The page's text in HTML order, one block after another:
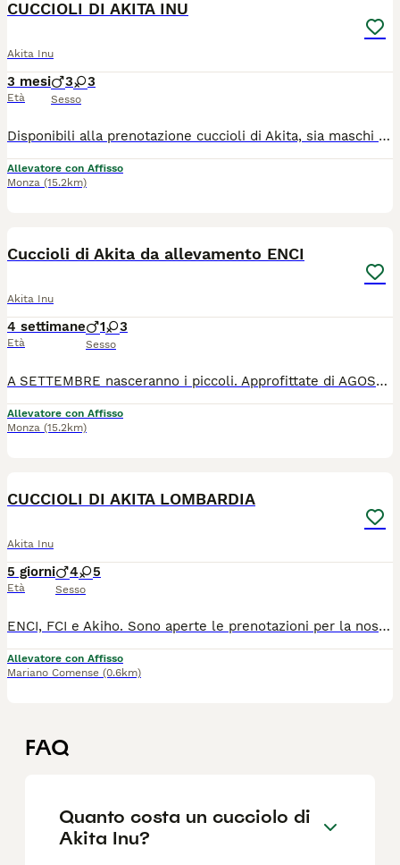
CUCCIOLI DI AKITA INU
Akita Inu
3 mesi
Età
3 3
Sesso
Disponibili alla prenotazione cuccioli di Akita, sia maschi che femmine. Nascita prevista per settembre 2026! Genitori entrambi esenti ufficialmente da displasia ad anca, gomito e spalla, negativi alle oculopatie, testati per la amelogenesi (malattia dei denti), con ottimo carattere. I cuccioli avranno naturalmente il pedigree e saranno ceduti con i vaccini, microchip, passaggio di proprietà registrato in anagrafica canina, certificazione di buona salute, puppy kit e tanto altro. Siamo un allevamento riconosciuto ENCI dedito alla sola razza Akita. Scrivici su WhatsApp per venire a trovarci. Ci troviamo in provincia di Monza in Lombardia. Sui social FB e IG trovate la nostra pagina con molte foto e video, anche delle varie attività che svolgiamo con le famiglie dei nostri Akita Doragon no Kokoro Kensha I cuccioli nati nel nostro allevamento crescono in un ambiente ricco di stimoli, curiamo molto la loro socializzazione nella primissima fase di crescita, in modo da porre basi solide su cui le famiglie potranno iniziare a costruire serenamente la loro vita con il cucciolo. I cuccioli crescono inoltre non solo con la mamma, ma con la presenza di altri Akita competenti ed equilibrati, appendendo da loro il giusto modo di porsi, acquisendo una buona competenza nella comunicazione con i propri simili. Siete i benvenuti nel venire a trovarci senza alcun impegno in modo da poter vedere di persona il nostro modo di allevare, conoscere noi, i nostri Akita e poter rispondere a tutte le vostre domande e curiosità sulla razza.
Allevatore con Affisso
Monza (15.2km)
Cuccioli di Akita da allevamento ENCI
Akita Inu
4 settimane
Età
1 3
Sesso
A SETTEMBRE nasceranno i piccoli. Approfittate di AGOSTO per venire a trovarci presso il nostro allevamento ENCI sito in Lombardia in provincia di Monza. Per informazioni e appuntamenti contattateci in chat o anche tramite whatsapp. Ci trovate anche sui social come Doragon allevamento Akita
Allevatore con Affisso
Monza (15.2km)
CUCCIOLI DI AKITA LOMBARDIA
Akita Inu
5 giorni
Età
4 5
Sesso
ENCI, FCI e Akiho. Sono aperte le prenotazioni per la nostra prossima cucciolata che nascerà nel mese di agosto 2026. I cuccioli saranno pronti per le nuove famiglie a partire dai 60 giorni di vita con pedigree ENCI, Microchip, libretto sanitario, vaccinazione, sverminazione, certificato di buona salute, passaggio di proprietà, iscrizione all'anagrafe canina e puppy kit. Vi aspettiamo nel nostro allevamento a Mariano Comense per vedere tutti i nostri esemplari di persona. Id madre LO21161920 Per info e appuntamenti 3336324449 - 3332144258
Allevatore con Affisso
Mariano Comense (0.6km)
FAQ
Quanto costa un cucciolo di
Akita Inu?